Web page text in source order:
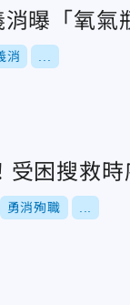
曝「氧氣
消
受困搜救時
勇消殉職